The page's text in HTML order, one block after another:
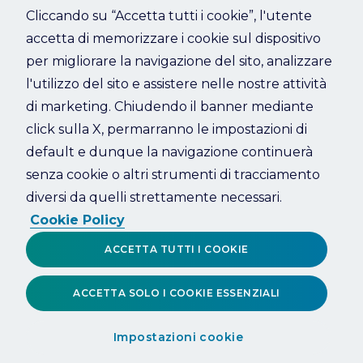
Refresh
Cliccando su “Accetta tutti i cookie”, l'utente
accetta di memorizzare i cookie sul dispositivo
per migliorare la navigazione del sito, analizzare
l'utilizzo del sito e assistere nelle nostre attività
di marketing. Chiudendo il banner mediante
click sulla X, permarranno le impostazioni di
default e dunque la navigazione continuerà
senza cookie o altri strumenti di tracciamento
diversi da quelli strettamente necessari.
Cookie Policy
Impostazioni cookie
ACCETTA SOLO I COOKIE ESSENZIALI
ACCETTA TUTTI I COOKIE